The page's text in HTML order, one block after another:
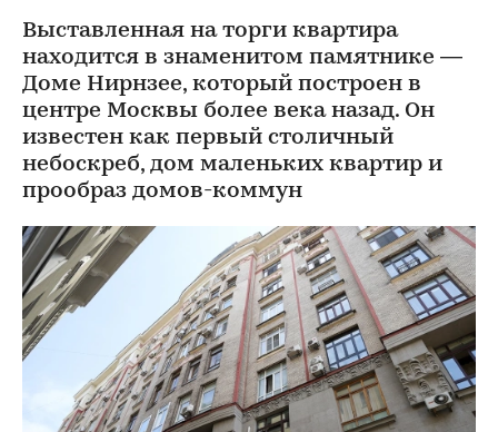
Выставленная на торги квартира
находится в знаменитом памятнике —
Доме Нирнзее, который построен в
центре Москвы более века назад. Он
известен как первый столичный
небоскреб, дом маленьких квартир и
прообраз домов-коммун